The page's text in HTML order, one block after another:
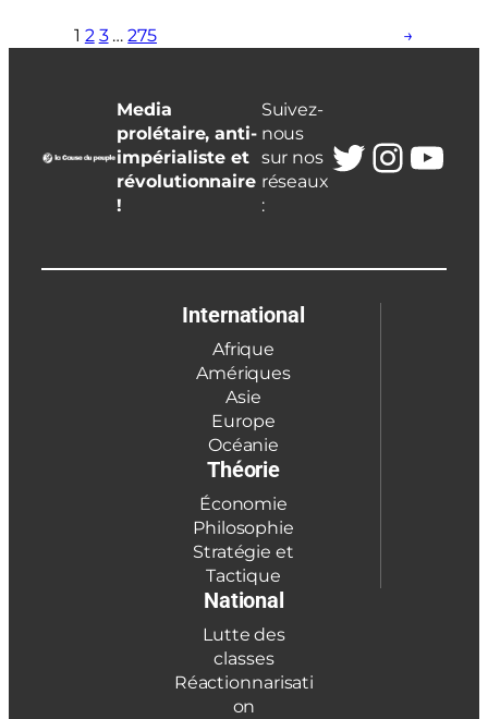
1 2 3 … 275 →
Media
prolétaire, anti-
impérialiste et
révolutionnaire
!
Suivez-
nous
sur nos
réseaux
:
Twitter
International
Afrique
Amériques
Asie
Europe
Océanie
Théorie
Économie
Philosophie
Stratégie et
Tactique
National
Lutte des
classes
Réactionnarisati
on